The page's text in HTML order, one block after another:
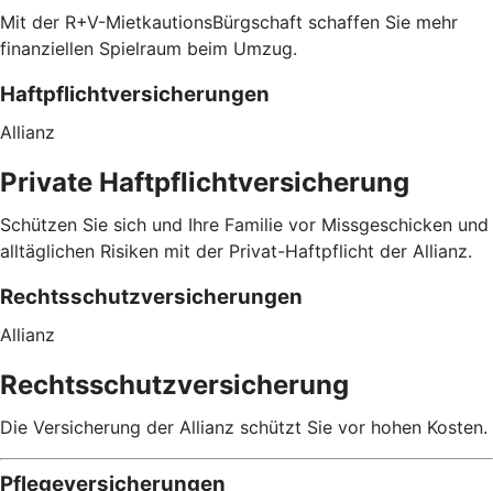
Mit der R+V-MietkautionsBürgschaft schaffen Sie mehr
finanziellen Spielraum beim Umzug.
Haftpflichtversicherungen
Allianz
Private Haftpflichtversicherung
Schützen Sie sich und Ihre Familie vor Missgeschicken und
alltäglichen Risiken mit der Privat-Haftpflicht der Allianz.
Rechtsschutzversicherungen
Allianz
Rechtsschutzversicherung
Die Versicherung der Allianz schützt Sie vor hohen Kosten.
Pflegeversicherungen